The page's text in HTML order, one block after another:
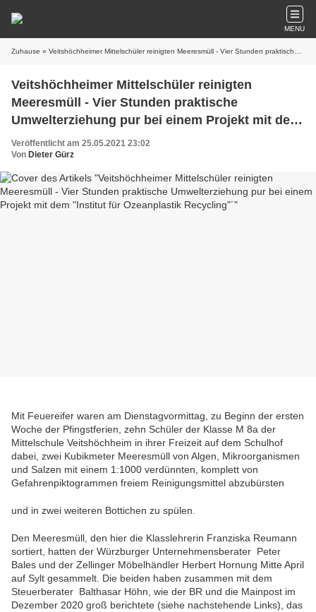
MENU
Zuhause » Veitshöchheimer Mittelschüler reinigten Meeresmüll - Vier Stunden praktische Umwelterziehung pur bei einem Projekt mit dem "Institut für Ozeanplastik Recycling"´
Veitshöchheimer Mittelschüler reinigten
Meeresmüll - Vier Stunden praktische
Umwelterziehung pur bei einem Projekt mit dem
"Institut für Ozeanplastik Recycling"´
Veröffentlicht am 25.05.2021 23:02
Von Dieter Gürz
Mit Feuereifer waren am Dienstagvormittag, zu Beginn der ersten
Woche der Pfingstferien, zehn Schüler der Klasse M 8a der
Mittelschule Veitshöchheim in ihrer Freizeit auf dem Schulhof
dabei, zwei Kubikmeter Meeresmüll von Algen, Mikroorganismen
und Salzen mit einem 1:1000 verdünnten, komplett von
Gefahrenpiktogrammen freiem Reinigungsmittel abzubürsten
und in zwei weiteren Bottichen zu spülen.
Den Meeresmüll, den hier die Klasslehrerin Franziska Reumann
sortiert, hatten der Würzburger Unternehmensberater Peter
Bales und der Zellinger Möbelhändler Herbert Hornung Mitte April
auf Sylt gesammelt. Die beiden haben zusammen mit dem
Steuerberater Balthasar Höhn, wie der BR und die Mainpost im
Dezember 2020 groß berichtete (siehe nachstehende Links), das